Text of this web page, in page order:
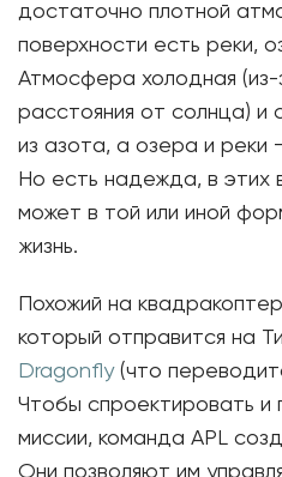
достаточно плотной
поверхности есть реки,
Атмосфера холодная (из-
расстояния от солнца) и
из азота, а озера и реки
Но есть надежда, в этих
может в той или иной
жизнь.
Похожий на
который отправится на
Dragonfly(что
Чтобы спроектировать и
миссии, команда APL
Они позволяют им